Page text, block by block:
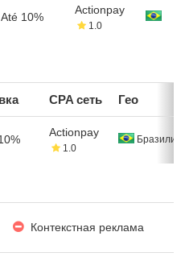
Até 10%
Actionpay
1.0
CPA сеть Гео
Actionpay
1.0
Бразилия
Контекстная реклама